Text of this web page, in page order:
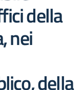
della
nei
della